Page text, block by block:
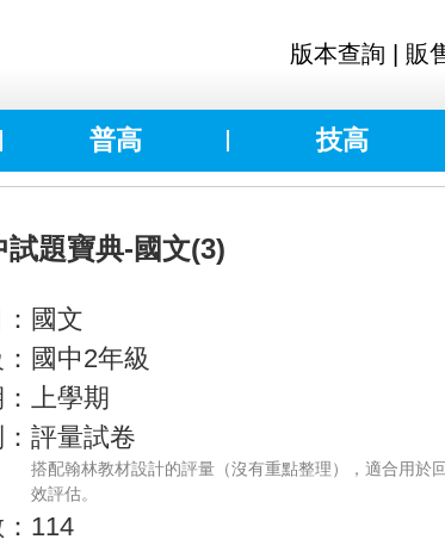
版本查詢 販
普高 技高
試題寶典-國文(3)
國文
國中2年級
上學期
評量試卷
搭配翰林教材設計的評量（沒有重點整理），適合用於
效評估。
114